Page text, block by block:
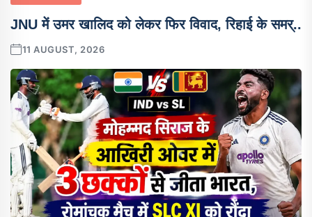
JNU में उमर खालिद को लेकर फिर विवाद, रिहाई के समर्..
11 AUGUST, 2026